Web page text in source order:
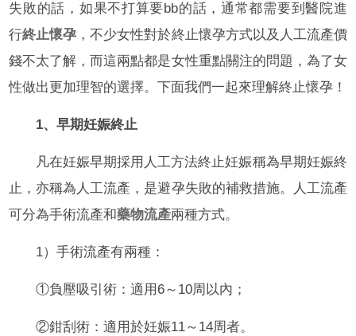
失敗的話，如果不打算要bb的話，通常都需要到醫院進
行終止懷孕 ，不少女性對於終止懷孕方式以及人工流產價
錢不太了解，而這兩點都是女性重點關注的問題，為了女
性做出更加理智的選擇。下面我們一起來理解終止懷孕！
1、早期妊娠終止
凡在妊娠早期採用人工方法終止妊娠稱為早期妊娠終
止，亦稱為人工流產，是避孕失敗的補救措施。人工流產
可分為手術流產和藥物流產兩種方式。
1）手術流產有兩種：
①負壓吸引術：適用6～10周以內；
②鉗刮術：適用於妊娠11～14周者。